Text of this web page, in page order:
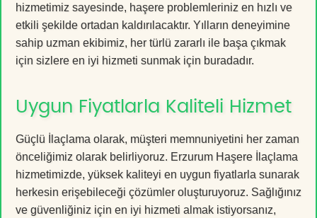
hizmetimiz sayesinde, haşere problemleriniz en hızlı ve
etkili şekilde ortadan kaldırılacaktır. Yılların deneyimine
sahip uzman ekibimiz, her türlü zararlı ile başa çıkmak
için sizlere en iyi hizmeti sunmak için buradadır.
Uygun Fiyatlarla Kaliteli Hizmet
Güçlü İlaçlama olarak, müşteri memnuniyetini her zaman
önceliğimiz olarak belirliyoruz. Erzurum Haşere İlaçlama
hizmetimizde, yüksek kaliteyi en uygun fiyatlarla sunarak
herkesin erişebileceği çözümler oluşturuyoruz. Sağlığınız
ve güvenliğiniz için en iyi hizmeti almak istiyorsanız,